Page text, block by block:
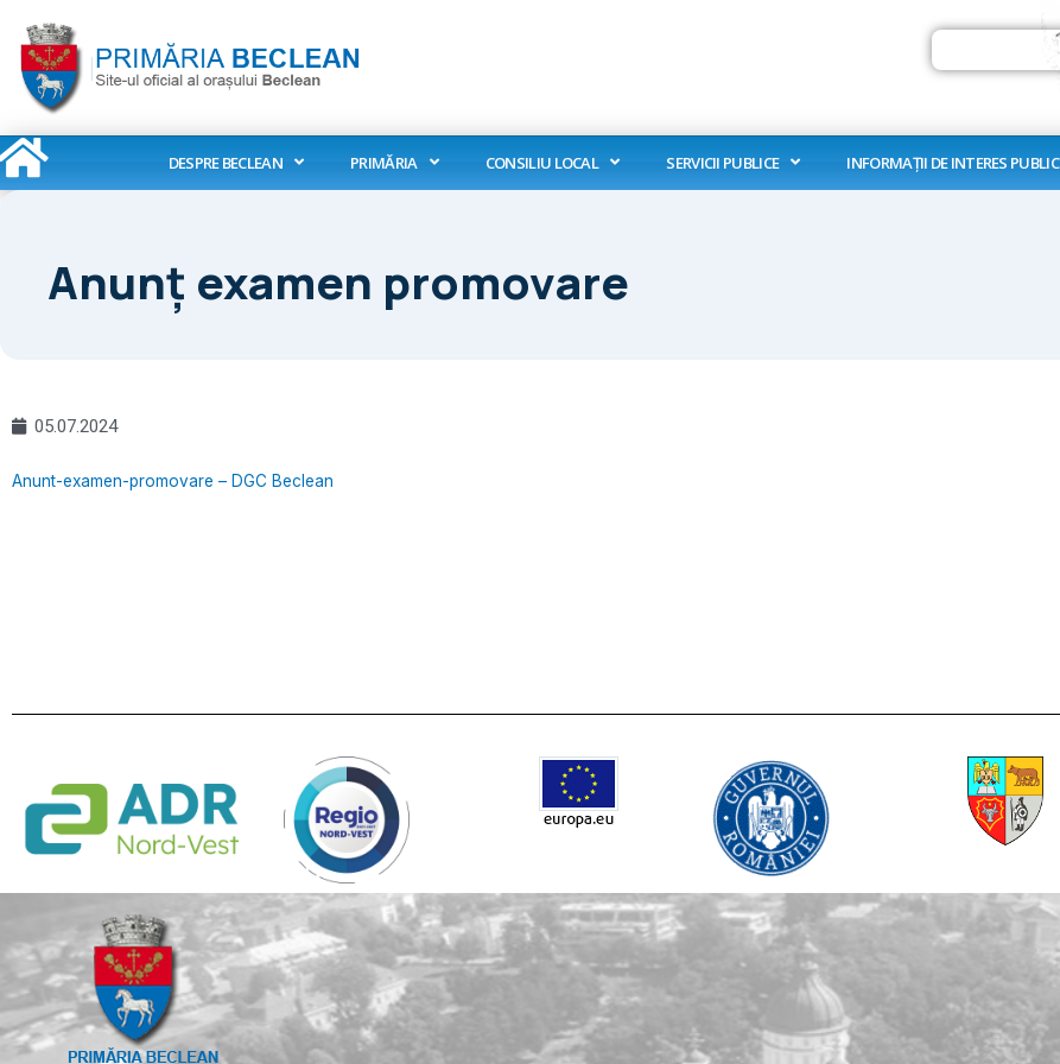
content
Search
DESPRE BECLEAN PRIMĂRIA CONSILIU LOCAL SERVICII PUBLICE INFORMAȚII DE INTERES PUBLIC
Anunț examen promovare
05.07.2024
Anunt-examen-promovare – DGC Beclean